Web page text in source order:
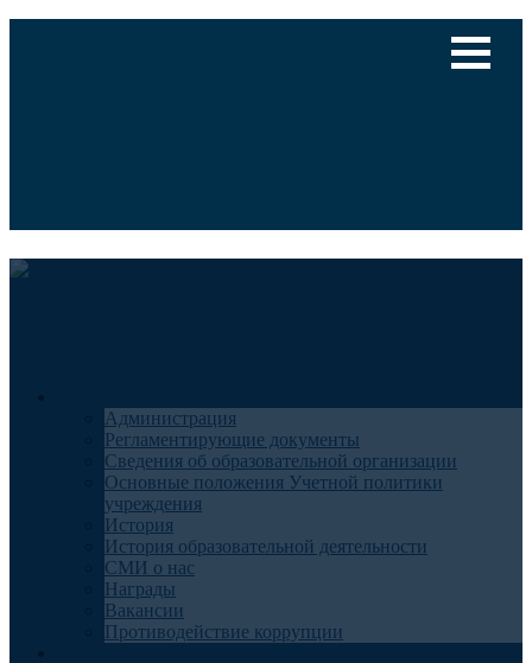
Администрация
Регламентирующие документы
Сведения об образовательной организации
Основные положения Учетной политики
учреждения
История
История образовательной деятельности
СМИ о нас
Награды
Вакансии
Противодействие коррупции